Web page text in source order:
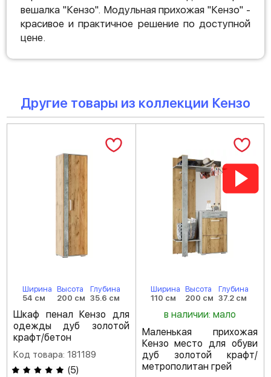
вешалка "Кензо". Модульная прихожая "Кензо" -
красивое и практичное решение по доступной
цене.
Другие товары из коллекции Кензо
Ширина
54 см
Высота
200 см
Глубина
35.6 см
Шкаф пенал Кензо для
одежды дуб золотой
крафт/бетон
Код товара: 181189
(5)
Ширина
110 см
Высота
200 см
Глубина
37.2 см
в наличии: мало
Маленькая прихожая
Кензо место для обуви
дуб золотой крафт/
метрополитан грей